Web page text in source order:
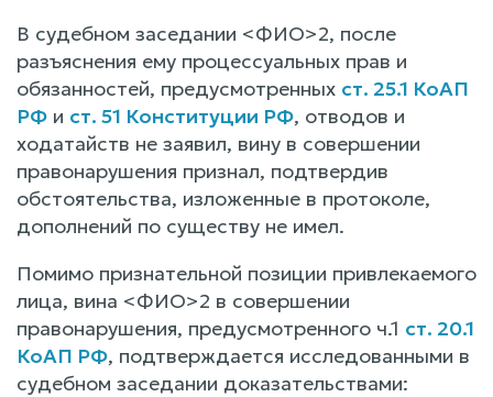
В судебном заседании <ФИО>2, после
разъяснения ему процессуальных прав и
обязанностей, предусмотренных ст. 25.1 КоАП
РФ и ст. 51 Конституции РФ, отводов и
ходатайств не заявил, вину в совершении
правонарушения признал, подтвердив
обстоятельства, изложенные в протоколе,
дополнений по существу не имел.
Помимо признательной позиции привлекаемого
лица, вина <ФИО>2 в совершении
правонарушения, предусмотренного ч.1 ст. 20.1
КоАП РФ, подтверждается исследованными в
судебном заседании доказательствами: